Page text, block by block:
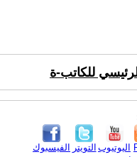
للكاتب-ة
الفيسبوك التويتر اليوتيوب